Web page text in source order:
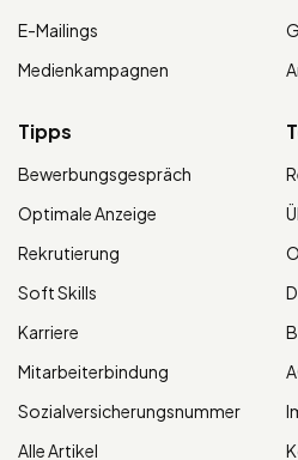
E-Mailings
Medienkampagnen
Tipps
Bewerbungsgespräch
Optimale Anzeige
Rekrutierung
Soft Skills
Karriere
Mitarbeiterbindung
Sozialversicherungsnummer
Alle Artikel